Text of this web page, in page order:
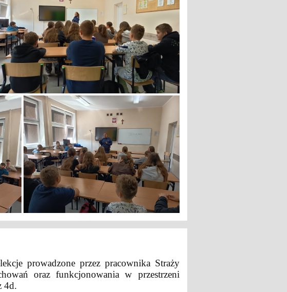
prowadzone przez pracownika Straży
oraz funkcjonowania w przestrzeni
4d.